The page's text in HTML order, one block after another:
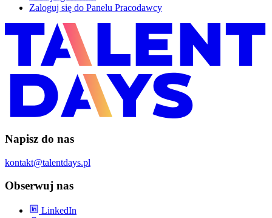
Zaloguj się do Panelu Pracodawcy
Napisz do nas
kontakt@talentdays.pl
Obserwuj nas
LinkedIn